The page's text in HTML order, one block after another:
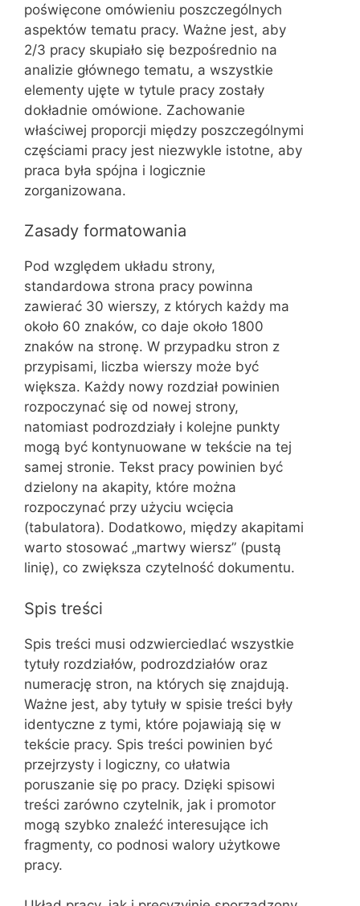
poświęcone omówieniu poszczególnych
aspektów tematu pracy. Ważne jest, aby
2/3 pracy skupiało się bezpośrednio na
analizie głównego tematu, a wszystkie
elementy ujęte w tytule pracy zostały
dokładnie omówione. Zachowanie
właściwej proporcji między poszczególnymi
częściami pracy jest niezwykle istotne, aby
praca była spójna i logicznie
zorganizowana.
Zasady formatowania
Pod względem układu strony,
standardowa strona pracy powinna
zawierać 30 wierszy, z których każdy ma
około 60 znaków, co daje około 1800
znaków na stronę. W przypadku stron z
przypisami, liczba wierszy może być
większa. Każdy nowy rozdział powinien
rozpoczynać się od nowej strony,
natomiast podrozdziały i kolejne punkty
mogą być kontynuowane w tekście na tej
samej stronie. Tekst pracy powinien być
dzielony na akapity, które można
rozpoczynać przy użyciu wcięcia
(tabulatora). Dodatkowo, między akapitami
warto stosować „martwy wiersz” (pustą
linię), co zwiększa czytelność dokumentu.
Spis treści
Spis treści musi odzwierciedlać wszystkie
tytuły rozdziałów, podrozdziałów oraz
numerację stron, na których się znajdują.
Ważne jest, aby tytuły w spisie treści były
identyczne z tymi, które pojawiają się w
tekście pracy. Spis treści powinien być
przejrzysty i logiczny, co ułatwia
poruszanie się po pracy. Dzięki spisowi
treści zarówno czytelnik, jak i promotor
mogą szybko znaleźć interesujące ich
fragmenty, co podnosi walory użytkowe
pracy.